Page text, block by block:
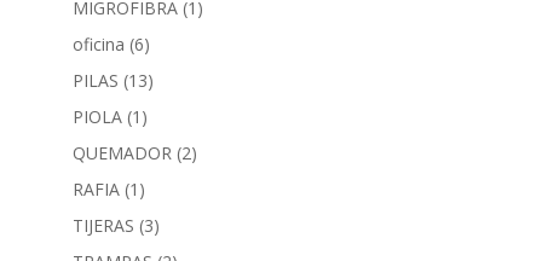
MIGROFIBRA (1)
oficina (6)
PILAS (13)
PIOLA (1)
QUEMADOR (2)
RAFIA (1)
TIJERAS (3)